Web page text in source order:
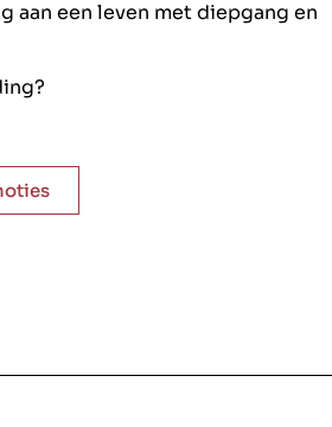
aan een leven met diepgang en